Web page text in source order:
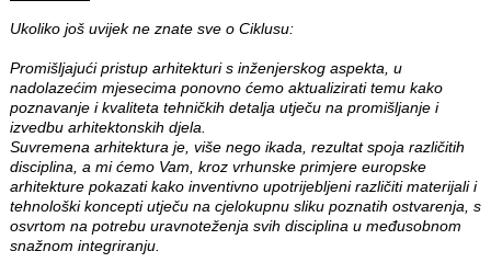
Ukoliko još uvijek ne znate sve o Ciklusu:
Promišljajući pristup arhitekturi s inženjerskog aspekta, u
nadolazećim mjesecima ponovno ćemo aktualizirati temu kako
poznavanje i kvaliteta tehničkih detalja utječu na promišljanje i
izvedbu arhitektonskih djela.
Suvremena arhitektura je, više nego ikada, rezultat spoja različitih
disciplina, a mi ćemo Vam, kroz vrhunske primjere europske
arhitekture pokazati kako inventivno upotrijebljeni različiti materijali i
tehnološki koncepti utječu na cjelokupnu sliku poznatih ostvarenja, s
osvrtom na potrebu uravnoteženja svih disciplina u međusobnom
snažnom integriranju.